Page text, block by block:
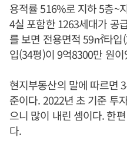
용적률 516%로 지하 5층~
4실 포함한 1263세대가 공
를 보면 전용면적 59㎡타
입(34평)이 9억8300만 원이
현지부동산의 말에 따르면
준이다. 2022년 초 기준 투
으니 많이 내린 셈이다. 한
다.